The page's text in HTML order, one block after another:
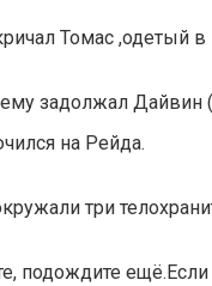
Томас ,одетый
задолжал Дайвин
на Рейда.
три
подождите